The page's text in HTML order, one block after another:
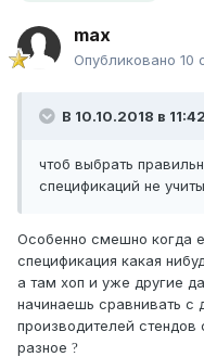
max
Опубликовано 10
В 10.10.2018 в 11:42,
чтоб выбрать
спецификаций не
Особенно смешно когда
спецификация какая
а там хоп и уже другие
начинаешь сравнивать с
производителей
разное ?